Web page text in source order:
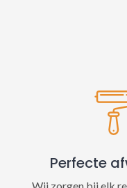
Perfecte